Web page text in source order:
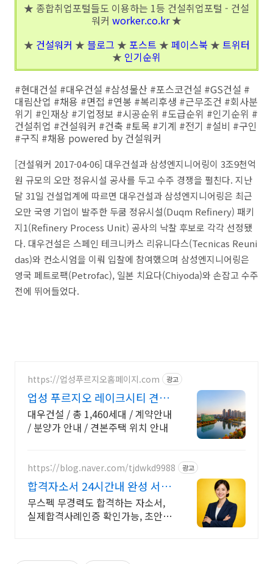
★ 종합취업포털들도 이용하는 1등 건설취업포털 - 건설
워커 worker.co.kr★
★ 건설워커 ★ 블로그 ★ 포스트 ★ 페이스북 ★ 트위터
★ 인기순위
#현대건설 #대우건설 #삼성물산 #포스코건설 #GS건설 #
대림산업 #채용 #면접 #연봉 #복리후생 #근무조건 #회사분
위기 #인재상 #기업정보 #시공순위 #도급순위 #인기순위 #
건설취업 #건설워커 #건축 #토목 #기계 #전기 #설비 #구인
#구직 #채용 powered by 건설워커
[건설워커 2017-04-06] 대우건설과 삼성엔지니어링이 3조9천억
원 규모의 오만 정유시설 공사를 두고 수주 경쟁을 펼친다. 지난
달 31일 건설업계에 따르면 대우건설과 삼성엔지니어링은 최근
오만 국영 기업이 발주한 두쿰 정유시설(Duqm Refinery) 패키
지1(Refinery Process Unit) 공사의 낙찰 후보로 각각 선정됐
다. 대우건설은 스페인 테크니카스 리유니다스(Tecnicas Reuni
das)와 컨소시엄을 이뤄 입찰에 참여했으며 삼성엔지니어링은
영국 페트로팩(Petrofac), 일본 치요다(Chiyoda)와 손잡고 수주
전에 뛰어들었다.
https://업성푸르지오홈페이지.com 광고
업성 푸르지오 레이크시티 견본
주택 방문 예약
대우건설 / 총 1,460세대 / 계약안내
/ 분양가 안내 / 견본주택 위치 안내
https://blog.naver.com/tjdwkd9988 광고
합격자소서 24시간내 완성 서류
합격의 비밀
무스펙 무경력도 합격하는 자소서,
실제합격사례인증 확인가능, 초안없